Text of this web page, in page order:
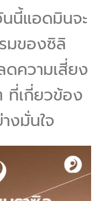
นี้แอดมินจะ
มของซิลิ
ความเสี่ยง
เกี่ยวข้อง
งมั่นใจ